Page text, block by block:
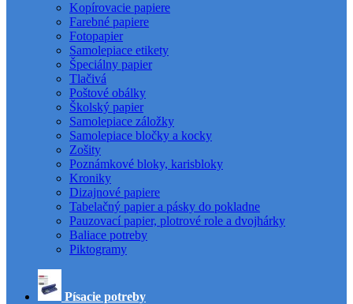
Kopírovacie papiere
Farebné papiere
Fotopapier
Samolepiace etikety
Špeciálny papier
Tlačivá
Poštové obálky
Školský papier
Samolepiace záložky
Samolepiace bločky a kocky
Zošity
Poznámkové bloky, karisbloky
Kroniky
Dizajnové papiere
Tabelačný papier a pásky do pokladne
Pauzovací papier, plotrové role a dvojhárky
Baliace potreby
Piktogramy
Písacie potreby